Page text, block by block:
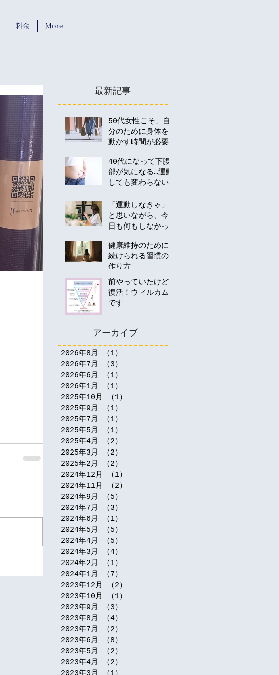
料金 More
最新記事
50代女性こそ、自
分のために身体を
動かす時間が必要
40代になって下腹
部が気になる…運動
しても変わらない
「運動しなきゃ」
と思いながら、今
日も何もしなかっ
代・50代の運動は
何から始める？
健康維持のために
続けられる習慣の
作り方
前やっていたけど
復活！ウィルカム
です
アーカイブ
2026年8月 （1）
2026年7月
（3）
2026年6月
（1）
2026年1月
（1）
2025年10月
（1）
2025年9月
（1）
2025年7月
（1）
2025年5月
（1）
2025年4月
（2）
2025年3月
（2）
2025年2月
（2）
2024年12月
（1）
2024年11月
（2）
2024年9月
（5）
2024年7月
（3）
2024年6月
（1）
2024年5月
（5）
2024年4月
（5）
2024年3月
（4）
2024年2月
（1）
2024年1月
（7）
2023年12月
（2）
2023年10月
（1）
2023年9月
（3）
2023年8月
（4）
2023年7月
（2）
2023年6月
（8）
2023年5月
（2）
2023年4月
（2）